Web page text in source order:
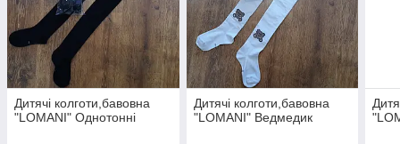
Дитячі колготи,бавовна
"LOMANI" Однотонні
Дитячі колготи,бавовна
"LOMANI" Ведмедик